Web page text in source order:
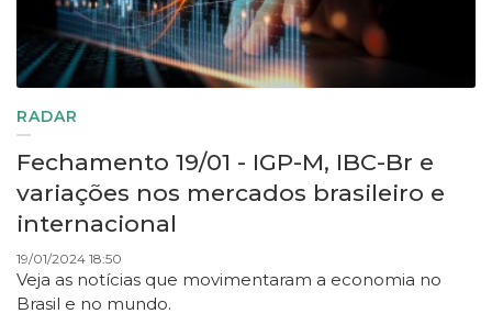
RADAR
Fechamento 19/01 - IGP-M, IBC-Br e
variações nos mercados brasileiro e
internacional
19/01/2024 18:50
Veja as notícias que movimentaram a economia no
Brasil e no mundo.